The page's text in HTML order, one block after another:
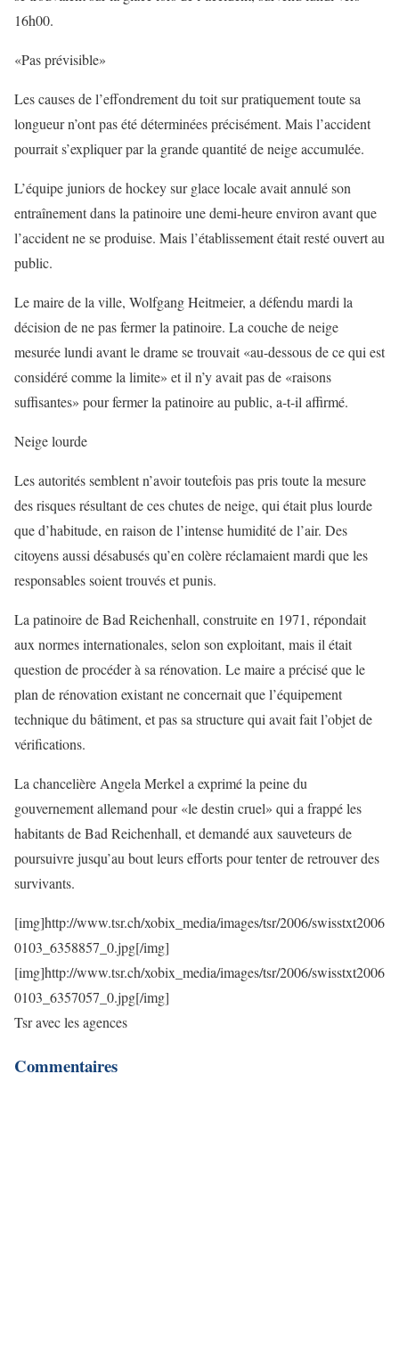
16h00.
«Pas prévisible»
Les causes de l’effondrement du toit sur pratiquement toute sa
longueur n’ont pas été déterminées précisément. Mais l’accident
pourrait s’expliquer par la grande quantité de neige accumulée.
L’équipe juniors de hockey sur glace locale avait annulé son
entraînement dans la patinoire une demi-heure environ avant que
l’accident ne se produise. Mais l’établissement était resté ouvert au
public.
Le maire de la ville, Wolfgang Heitmeier, a défendu mardi la
décision de ne pas fermer la patinoire. La couche de neige
mesurée lundi avant le drame se trouvait «au-dessous de ce qui est
considéré comme la limite» et il n’y avait pas de «raisons
suffisantes» pour fermer la patinoire au public, a-t-il affirmé.
Neige lourde
Les autorités semblent n’avoir toutefois pas pris toute la mesure
des risques résultant de ces chutes de neige, qui était plus lourde
que d’habitude, en raison de l’intense humidité de l’air. Des
citoyens aussi désabusés qu’en colère réclamaient mardi que les
responsables soient trouvés et punis.
La patinoire de Bad Reichenhall, construite en 1971, répondait
aux normes internationales, selon son exploitant, mais il était
question de procéder à sa rénovation. Le maire a précisé que le
plan de rénovation existant ne concernait que l’équipement
technique du bâtiment, et pas sa structure qui avait fait l’objet de
vérifications.
La chancelière Angela Merkel a exprimé la peine du
gouvernement allemand pour «le destin cruel» qui a frappé les
habitants de Bad Reichenhall, et demandé aux sauveteurs de
poursuivre jusqu’au bout leurs efforts pour tenter de retrouver des
survivants.
[img]http://www.tsr.ch/xobix_media/images/tsr/2006/swisstxt2006
0103_6358857_0.jpg[/img]
[img]http://www.tsr.ch/xobix_media/images/tsr/2006/swisstxt2006
0103_6357057_0.jpg[/img]
Tsr avec les agences
Commentaires